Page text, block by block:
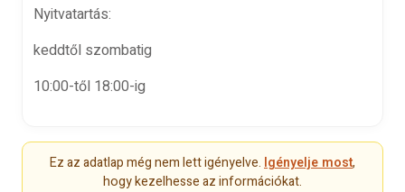
Nyitvatartás:
keddtől szombatig
10:00-től 18:00-ig
Ez az adatlap még nem lett igényelve. Igényelje most,
hogy kezelhesse az információkat.